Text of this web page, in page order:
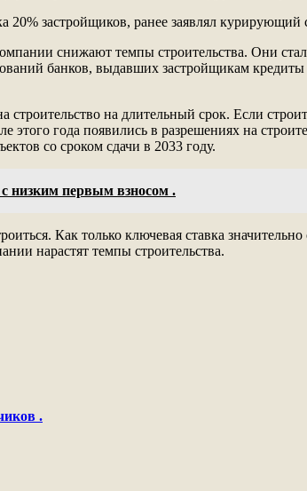
застройщиков, ранее заявлял
снижают темпы строительства. Они
банков, выдавших застройщикам
на длительный срок. Если
года появились в разрешениях на
со сроком сдачи в 2033 году.
низким первым взносом .
Как только ключевая ставка
нарастят темпы строительства.
.